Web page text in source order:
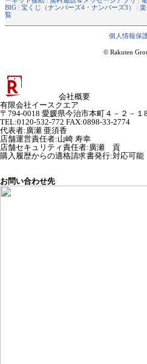
BIG | 宝くじ（ナンバーズ4・ナンバーズ3） |
覧
個人情報保
© Rakuten
会社概要
有限会社イースクエア
〒794-0018 愛媛県今治市本町４－２－１8
TEL:0120-532-772 FAX:0898-33-2774
代表者: 廣瀬 亜須香
店舗運営責任者:山崎 寿幸
店舗セキュリティ責任者: 廣瀬 貢
購入履歴からの適格請求書発行:対応可能
お問い合わせ先